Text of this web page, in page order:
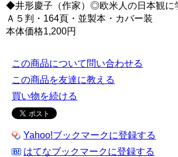
◆井形慶子（作家）◎欧米人の日本観に
Ａ５判・164頁・並製本・カバー装
本体価格1,200円
この商品について問い合わせる
この商品を友達に教える
買い物を続ける
Yahoo!ブックマークに登録する
はてなブックマークに登録する